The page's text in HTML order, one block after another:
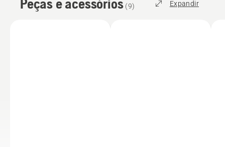
Peças e acessórios (9) Expandir